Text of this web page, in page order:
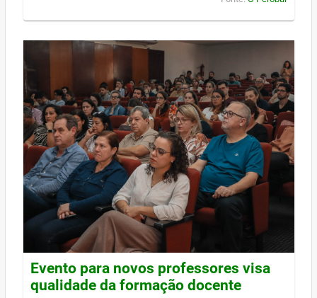
Evento para novos professores visa
qualidade da formação docente